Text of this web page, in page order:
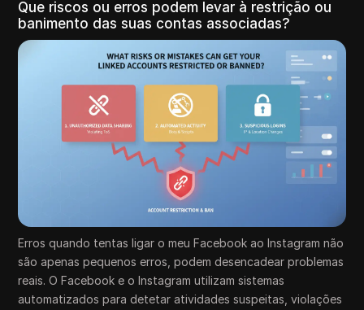
Que riscos ou erros podem levar à restrição ou
banimento das suas contas associadas?
Erros quando tentas ligar o meu Facebook ao Instagram não
são apenas pequenos erros, podem desencadear problemas
reais. O Facebook e o Instagram utilizam sistemas
automatizados para detetar atividades suspeitas, violações